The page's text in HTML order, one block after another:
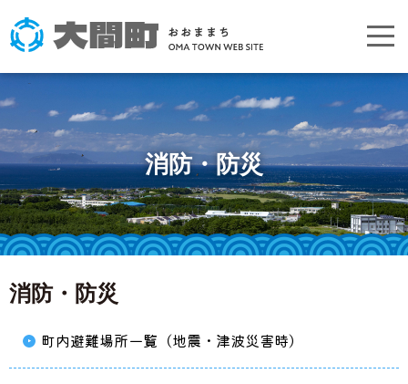
消防・防災
消防・防災
町内避難場所一覧（地震・津波災害時）